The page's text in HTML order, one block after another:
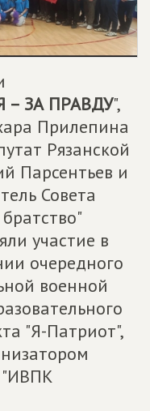
– ЗА ПРАВДУ",
Прилепина
Рязанской
Парсентьев и
Совета
участие в
очередного
военной
"Я-Патриот",
"ИВПК